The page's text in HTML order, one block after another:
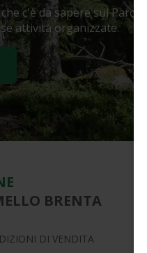
c'è da sapere sul Parco:
attività organizzate.
BRENTA
DI VENDITA